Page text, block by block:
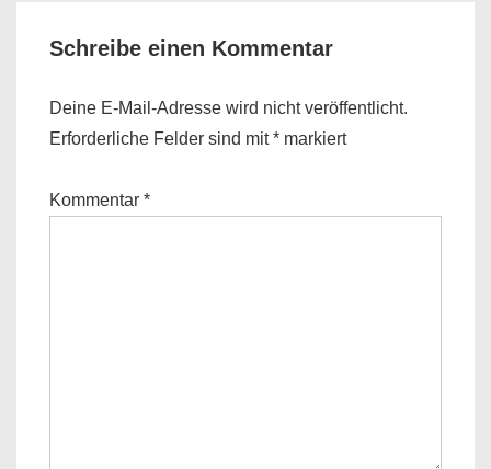
Schreibe einen Kommentar
Deine E-Mail-Adresse wird nicht veröffentlicht.
Erforderliche Felder sind mit* markiert
Kommentar *